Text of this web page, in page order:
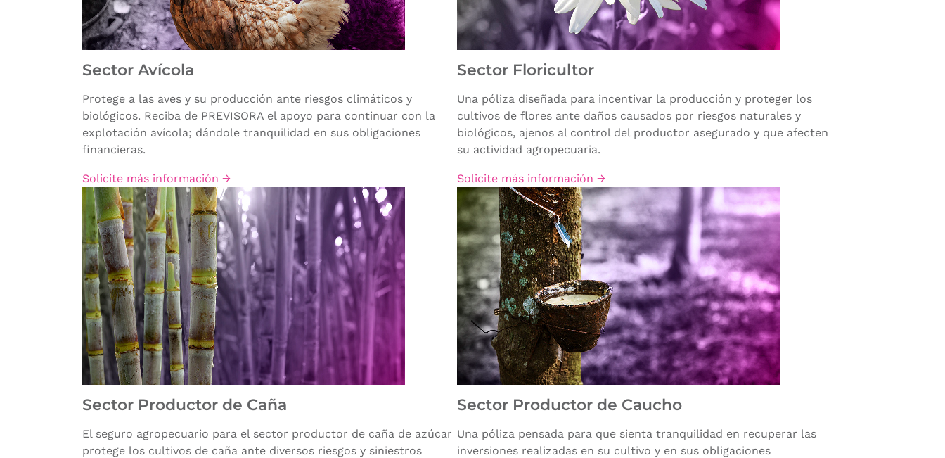
Sector Avícola
Protege a las aves y su producción ante riesgos climáticos y
biológicos. Reciba de PREVISORA el apoyo para continuar con la
explotación avícola; dándole tranquilidad en sus obligaciones
financieras.
Solicite más información →
Sector Floricultor
Una póliza diseñada para incentivar la producción y proteger los
cultivos de flores ante daños causados por riesgos naturales y
biológicos, ajenos al control del productor asegurado y que afecten
su actividad agropecuaria.
Solicite más información →
Sector Productor de Caña
El seguro agropecuario para el sector productor de caña de azúcar
protege los cultivos de caña ante diversos riesgos y siniestros
Sector Productor de Caucho
Una póliza pensada para que sienta tranquilidad en recuperar las
inversiones realizadas en su cultivo y en sus obligaciones